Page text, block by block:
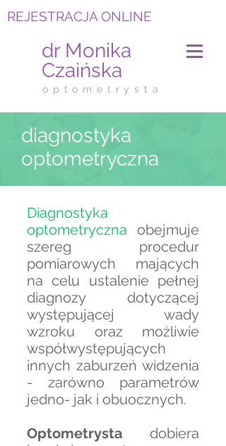
REJESTRACJA ONLINE
dr Monika
Czaińska
o p t o m e t r y s t a
diagnostyka
optometryczna
Diagnostyka
optometryczna obejmuje
szereg procedur
pomiarowych mających
na celu ustalenie pełnej
diagnozy dotyczącej
występującej wady
wzroku oraz możliwie
współwystępujących
innych zaburzeń widzenia
- zarówno parametrów
jedno- jak i obuocznych.
Optometrysta
dobiera